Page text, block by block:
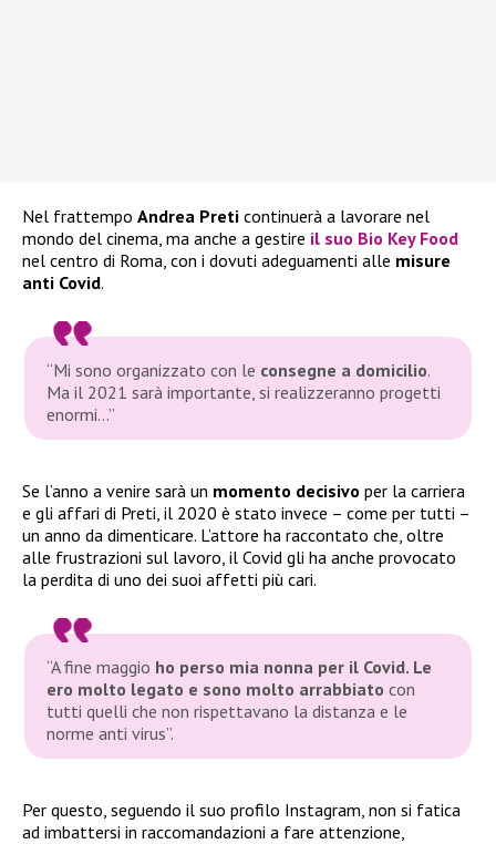
Nel frattempo Andrea Preti continuerà a lavorare nel
mondo del cinema, ma anche a gestire il suo Bio Key Food
nel centro di Roma, con i dovuti adeguamenti alle misure
anti Covid.
“Mi sono organizzato con le consegne a domicilio.
Ma il 2021 sarà importante, si realizzeranno progetti
enormi…”
Se l’anno a venire sarà un momento decisivo per la carriera
e gli affari di Preti, il 2020 è stato invece – come per tutti –
un anno da dimenticare. L’attore ha raccontato che, oltre
alle frustrazioni sul lavoro, il Covid gli ha anche provocato
la perdita di uno dei suoi affetti più cari.
“A fine maggio ho perso mia nonna per il Covid. Le
ero molto legato e sono molto arrabbiato con
tutti quelli che non rispettavano la distanza e le
norme anti virus”.
Per questo, seguendo il suo profilo Instagram, non si fatica
ad imbattersi in raccomandazioni a fare attenzione,